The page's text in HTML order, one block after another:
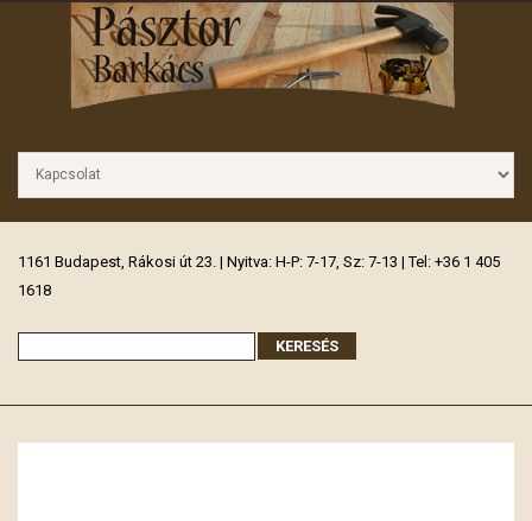
1161 Budapest, Rákosi út 23. | Nyitva: H-P: 7-17, Sz: 7-13 | Tel: +36 1 405
1618